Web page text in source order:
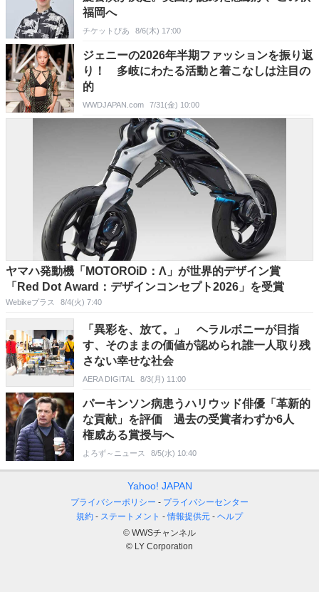
福岡へ
チケットぴあ 8/6(木) 17:00
ジェニーの2026年半期ファッションを振り返
り！ 多岐にわたる活動と着こなしは注目の
的
WWDJAPAN.com 7/31(金) 10:00
ヤマハ発動機「MOTOROiD：Λ」が世界的デザイン賞
「Red Dot Award：デザインコンセプト2026」を受賞
Webikeプラス 8/4(火) 7:40
「異彩を、放て。」 ヘラルボニーが目指
す、そのままの価値が認められ誰一人取り残
さない幸せな社会
AERA DIGITAL 8/3(月) 11:00
パーキンソン病患うハリウッド俳優「革新的
な貢献」を評価 過去の受賞者わずか6人
権威ある賞授与へ
よろず～ニュース 8/5(水) 10:40
Yahoo! JAPAN
プライバシーポリシー
プライバシーセンター
規約
ステートメント 情報提供元
ヘルプ
© WWSチャンネル
© LY Corporation